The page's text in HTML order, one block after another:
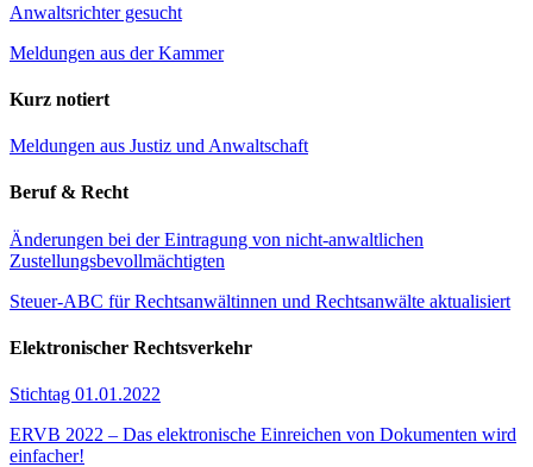
Anwaltsrichter gesucht
Meldungen aus der Kammer
Kurz notiert
Meldungen aus Justiz und Anwaltschaft
Beruf & Recht
Änderungen bei der Eintragung von nicht-anwaltlichen
Zustellungsbevollmächtigten
Steuer-ABC für Rechtsanwältinnen und Rechtsanwälte aktualisiert
Elektronischer Rechtsverkehr
Stichtag 01.01.2022
ERVB 2022 – Das elektronische Einreichen von Dokumenten wird
einfacher!